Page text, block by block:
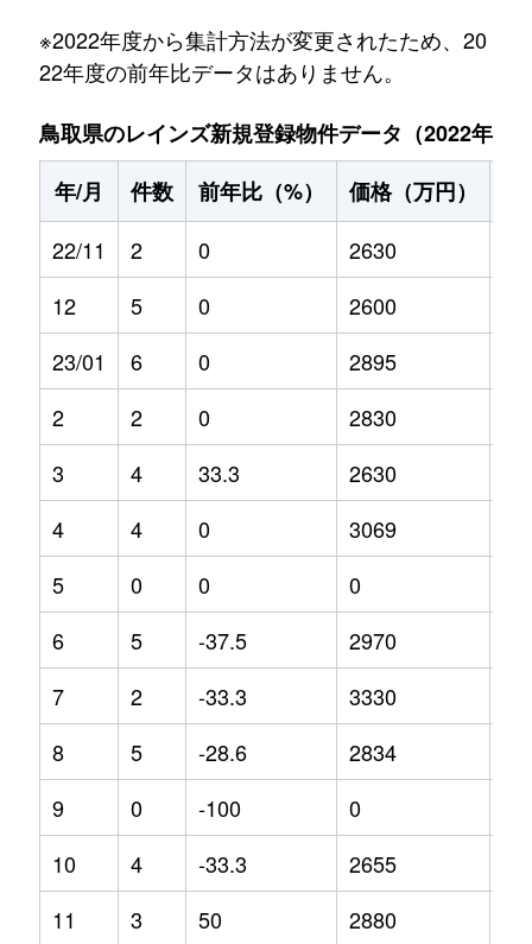
※2022年度から集計方法が変更されたため、20
22年度の前年比データはありません。
鳥取県のレインズ新規登録物件データ（2022年11
年/月
件数 前年比（%） 価格（万円）
22/11
2 0 2630
12
5 0 2600
23/01
6 0 2895
2
2 0 2830
3
4 33.3 2630
4
4 0 3069
5
0 0 0
6
5 -37.5 2970
7
2 -33.3 3330
8
5 -28.6 2834
9
0 -100 0
10
4 -33.3 2655
11
3 50 2880